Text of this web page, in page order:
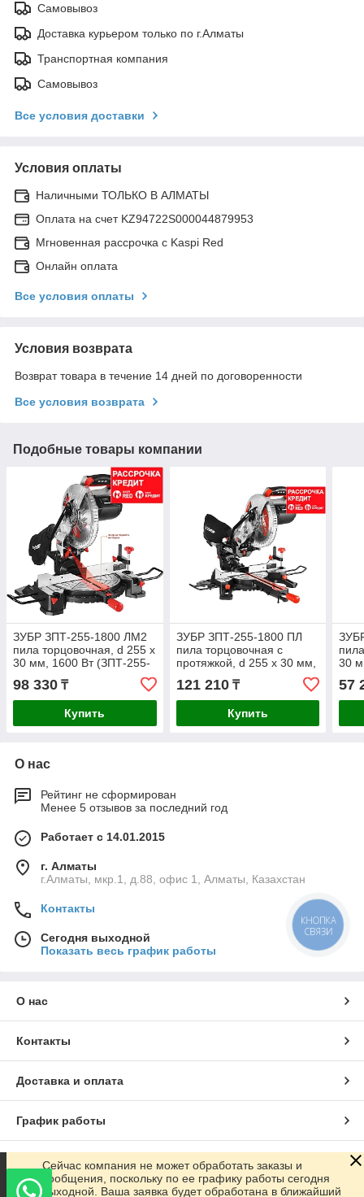
Самовывоз
Доставка курьером только по г.Алматы
Транспортная компания
Самовывоз
Все условия доставки
Условия оплаты
Наличными ТОЛЬКО В АЛМАТЫ
Оплата на счет KZ94722S000044879953
Мгновенная рассрочка с Kaspi Red
Онлайн оплата
Все условия оплаты
Условия возврата
Возврат товара в течение 14 дней по договоренности
Все условия возврата
Подобные товары компании
ЗУБР ЗПТ-255-1800 ЛМ2
пила торцовочная, d 255 х
30 мм, 1600 Вт (ЗПТ-255-
1800 ЛМ2)
98 330 ₸
Купить
ЗУБР ЗПТ-255-1800 ПЛ
пила торцовочная с
протяжкой, d 255 х 30 мм,
1800 Вт (ЗПТ-255-1800
ПЛ)
121 210₸
Купить
30
57
О нас
Рейтинг не сформирован
Менее 5 отзывов за последний год
Работает с 14.01.2015
г. Алматы
г.Алматы, мкр.1, д.88, офис 1, Алматы, Казахстан
Контакты
Сегодня выходной
Показать весь график работы
О нас
Контакты
Доставка и оплата
График работы
Полная версия сайта
Сейчас компания не может обработать заказы и
сообщения, поскольку по ее графику работы сегодня
выходной. Ваша заявка будет обработана в ближайший
КНОПКА
СВЯЗИ